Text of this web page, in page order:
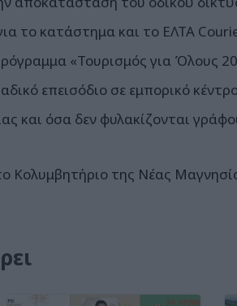
το κατάστημα και το ΕΛΤΑ
«Τουρισμός για Όλους
επεισόδιο σε εμπορικό
και όσα δεν φυλακίζονται
Κολυμβητήριο της Νέας